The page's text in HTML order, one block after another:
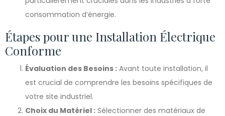
consommation d’énergie.
Étapes pour une Installation Électrique
Conforme
Évaluation des Besoins : Avant toute installation, il
est crucial de comprendre les besoins spécifiques de
votre site industriel.
Choix du Matériel : Sélectionner des matériaux de